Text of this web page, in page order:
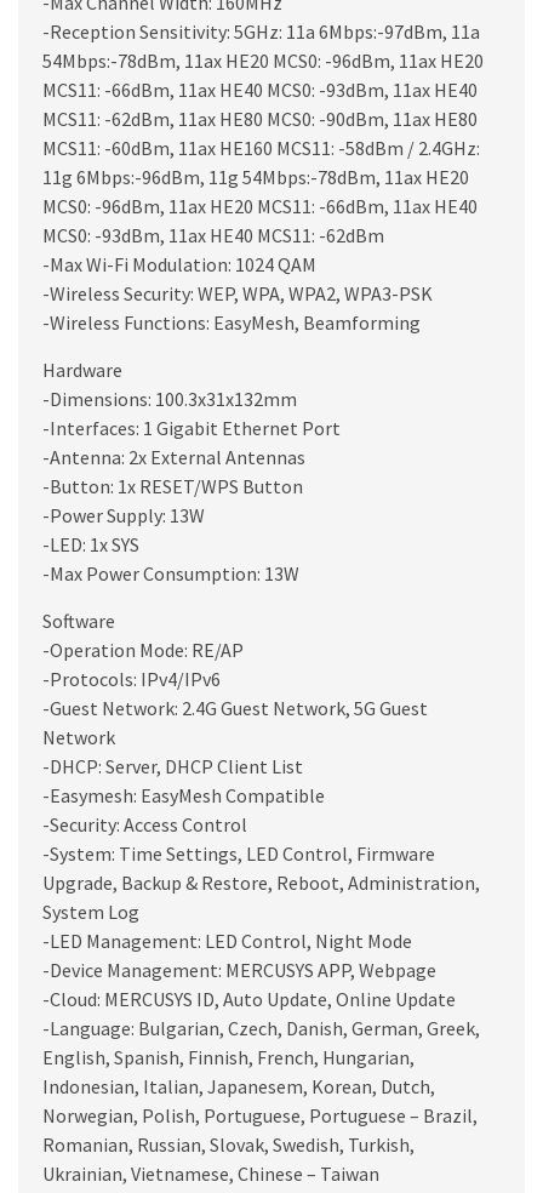
-Reception Sensitivity: 5GHz: 11a 6Mbps:-97dBm, 11a
54Mbps:-78dBm, 11ax HE20 MCS0: -96dBm, 11ax HE20
MCS11: -66dBm, 11ax HE40 MCS0: -93dBm, 11ax HE40
MCS11: -62dBm, 11ax HE80 MCS0: -90dBm, 11ax HE80
MCS11: -60dBm, 11ax HE160 MCS11: -58dBm / 2.4GHz:
11g 6Mbps:-96dBm, 11g 54Mbps:-78dBm, 11ax HE20
MCS0: -96dBm, 11ax HE20 MCS11: -66dBm, 11ax HE40
MCS0: -93dBm, 11ax HE40 MCS11: -62dBm
-Max Wi-Fi Modulation: 1024 QAM
-Wireless Security: WEP, WPA, WPA2, WPA3-PSK
-Wireless Functions: EasyMesh, Beamforming
Hardware
-Dimensions: 100.3x31x132mm
-Interfaces: 1 Gigabit Ethernet Port
-Antenna: 2x External Antennas
-Button: 1x RESET/WPS Button
-Power Supply: 13W
-LED: 1x SYS
-Max Power Consumption: 13W
Software
-Operation Mode: RE/AP
-Protocols: IPv4/IPv6
-Guest Network: 2.4G Guest Network, 5G Guest
Network
-DHCP: Server, DHCP Client List
-Easymesh: EasyMesh Compatible
-Security: Access Control
-System: Time Settings, LED Control, Firmware
Upgrade, Backup & Restore, Reboot, Administration,
System Log
-LED Management: LED Control, Night Mode
-Device Management: MERCUSYS APP, Webpage
-Cloud: MERCUSYS ID, Auto Update, Online Update
-Language: Bulgarian, Czech, Danish, German, Greek,
English, Spanish, Finnish, French, Hungarian,
Indonesian, Italian, Japanesem, Korean, Dutch,
Norwegian, Polish, Portuguese, Portuguese – Brazil,
Romanian, Russian, Slovak, Swedish, Turkish,
Ukrainian, Vietnamese, Chinese – Taiwan